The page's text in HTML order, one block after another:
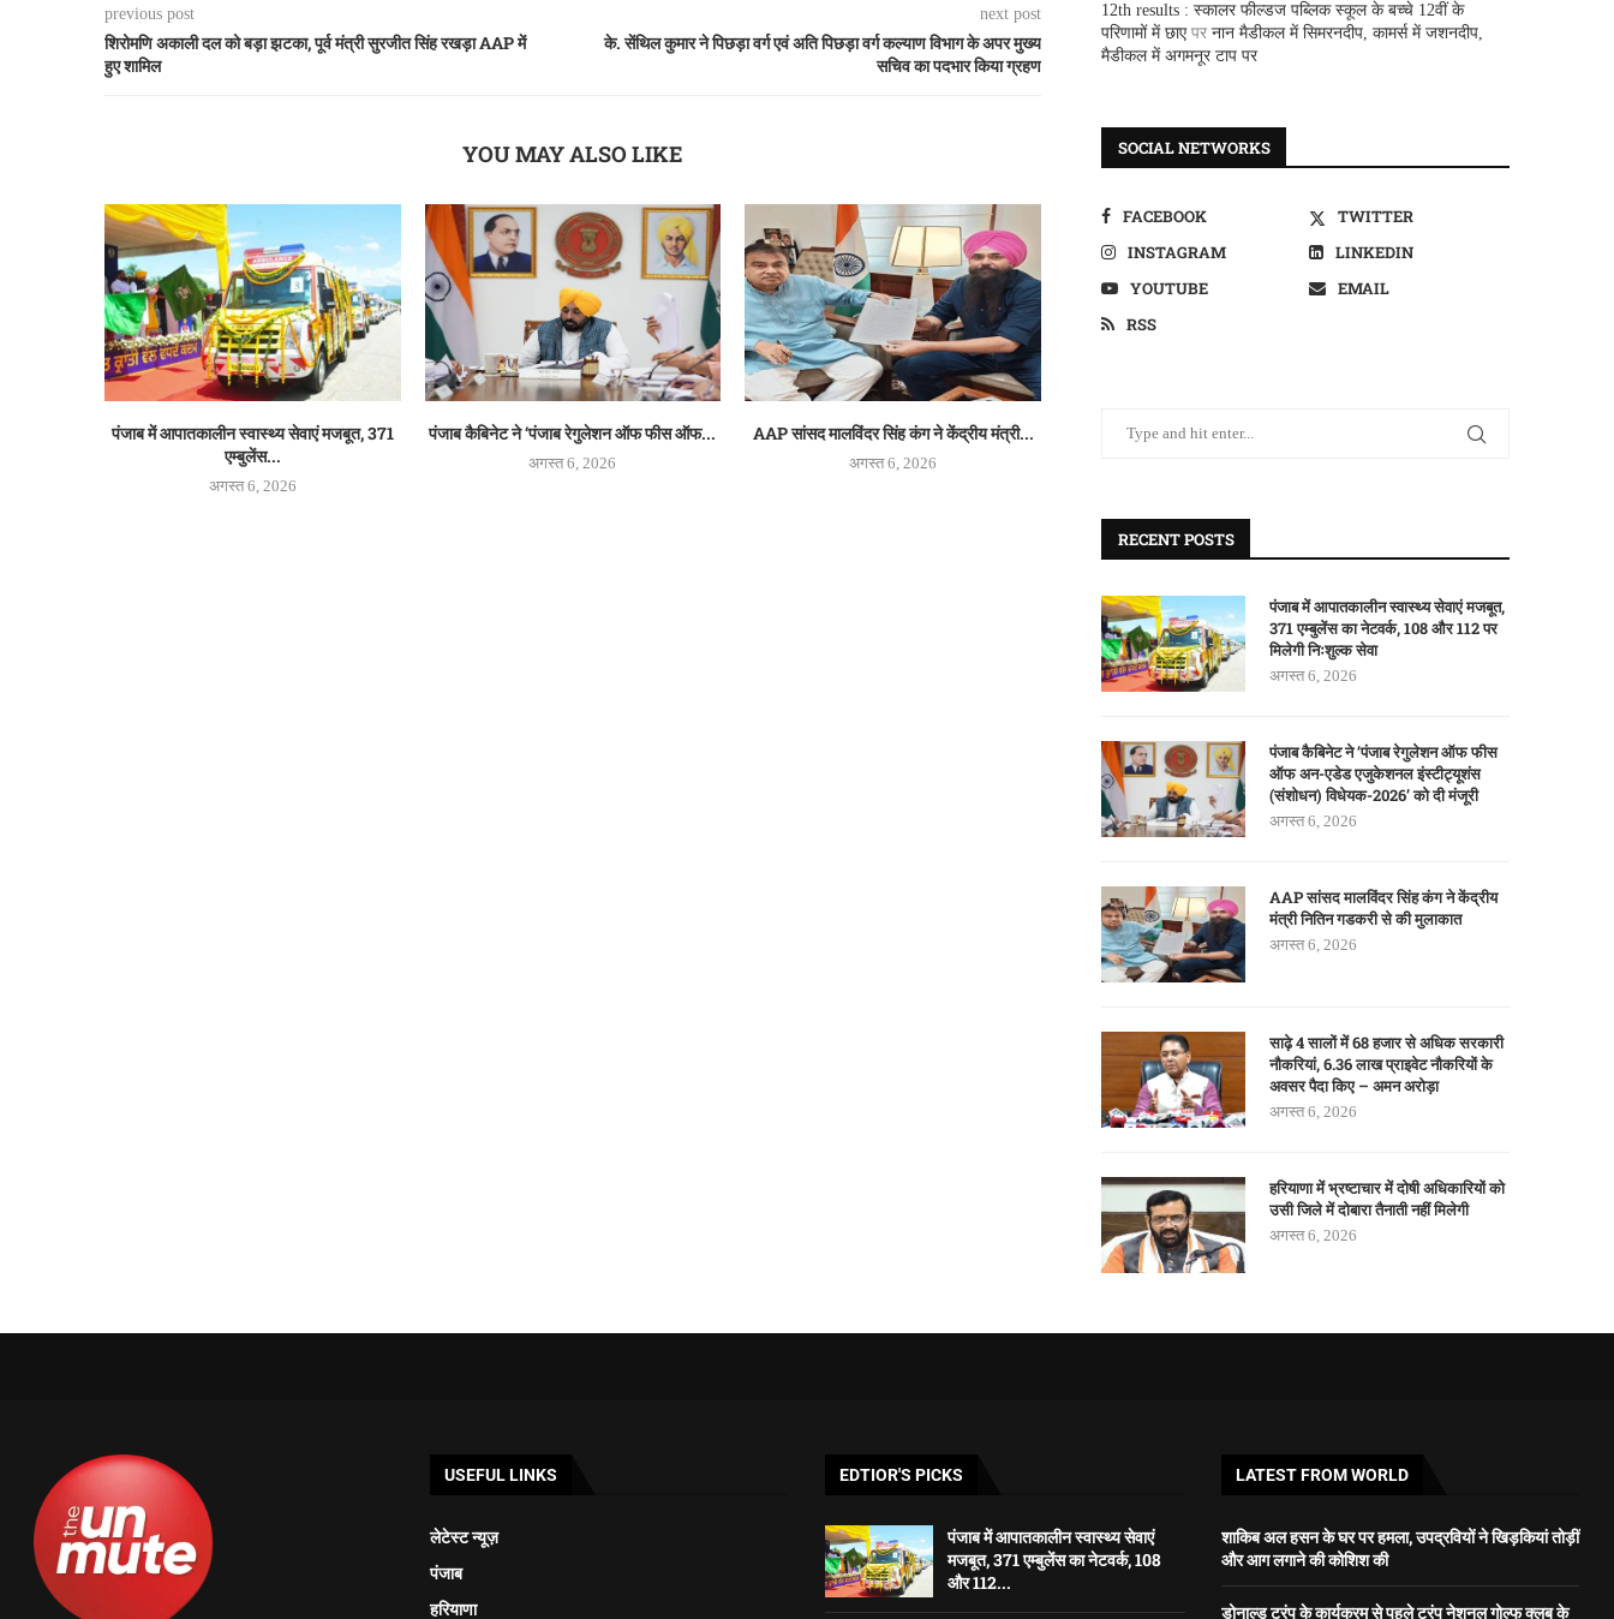
previous post
शिरोमणि अकाली दल को बड़ा झटका, पूर्व मंत्री सुरजीत सिंह रखड़ा AAP में
हुए शामिल
next post
के. सेंथिल कुमार ने पिछड़ा वर्ग एवं अति पिछड़ा वर्ग कल्याण विभाग के अपर मुख्य
सचिव का पदभार किया ग्रहण
YOU MAY ALSO LIKE
पंजाब में आपातकालीन स्वास्थ्य सेवाएं मजबूत, 371
एम्बुलेंस...
अगस्त 6, 2026
पंजाब कैबिनेट ने ‘पंजाब रेगुलेशन ऑफ फीस ऑफ...
अगस्त 6, 2026
AAP सांसद मालविंदर सिंह कंग ने केंद्रीय मंत्री...
अगस्त 6, 2026
12th results : स्कालर फील्डज पब्लिक स्कूल के बच्चे 12वीं के
परिणामों में छाएपर नान मैडीकल में सिमरनदीप, कामर्स में जशनदीप,
मैडीकल में अगमनूर टाप पर
SOCIAL NETWORKS
FACEBOOK
TWITTER
INSTAGRAM
LINKEDIN
YOUTUBE
EMAIL
RSS
RECENT POSTS
पंजाब में आपातकालीन स्वास्थ्य सेवाएं मजबूत,
371 एम्बुलेंस का नेटवर्क, 108 और 112 पर
मिलेगी निःशुल्क सेवा
अगस्त 6, 2026
पंजाब कैबिनेट ने ‘पंजाब रेगुलेशन ऑफ फीस
ऑफ अन-एडेड एजुकेशनल इंस्टीट्यूशंस
(संशोधन) विधेयक-2026’ को दी मंजूरी
अगस्त 6, 2026
AAP सांसद मालविंदर सिंह कंग ने केंद्रीय
मंत्री नितिन गडकरी से की मुलाकात
अगस्त 6, 2026
साढ़े 4 सालों में 68 हजार से अधिक सरकारी
नौकरियां, 6.36 लाख प्राइवेट नौकरियों के
अवसर पैदा किए – अमन अरोड़ा
अगस्त 6, 2026
हरियाणा में भ्रष्टाचार में दोषी अधिकारियों को
उसी जिले में दोबारा तैनाती नहीं मिलेगी
अगस्त 6, 2026
USEFUL LINKS
लेटेस्ट न्यूज़
पंजाब
हरियाणा
EDTIOR'S PICKS
पंजाब में आपातकालीन स्वास्थ्य सेवाएं
मजबूत, 371 एम्बुलेंस का नेटवर्क, 108
और 112...
LATEST FROM WORLD
शाकिब अल हसन के घर पर हमला, उपद्रवियों ने खिड़कियां तोड़ीं
और आग लगाने की कोशिश की
डोनाल्ड ट्रंप के कार्यक्रम से पहले ट्रंप नेशनल गोल्फ क्लब के